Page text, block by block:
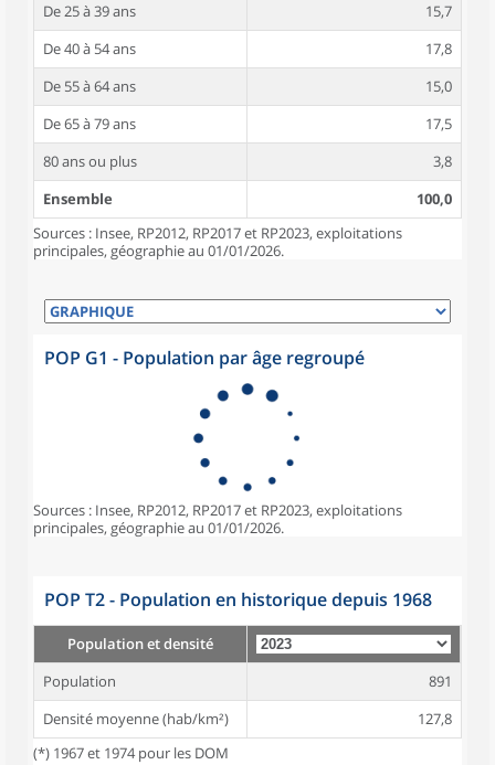
De 25 à 39 ans
15,7
De 40 à 54 ans
17,8
De 55 à 64 ans
15,0
De 65 à 79 ans
17,5
80 ans ou plus
3,8
Ensemble
100,0
Sources : Insee, RP2012, RP2017 et RP2023, exploitations
principales, géographie au 01/01/2026.
POP G1 - Population par âge regroupé
Sources : Insee, RP2012, RP2017 et RP2023, exploitations
principales, géographie au 01/01/2026.
POP T2 - Population en historique depuis 1968
Population et densité
Population
891
Densité moyenne (hab/km²)
127,8
(*) 1967 et 1974 pour les DOM